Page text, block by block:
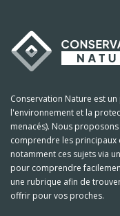
Conservation Nature est
l'environnement et la
menacés). Nous
comprendre les principaux
notamment ces sujets via
pour comprendre
une rubrique afin de
offrir pour vos proches.